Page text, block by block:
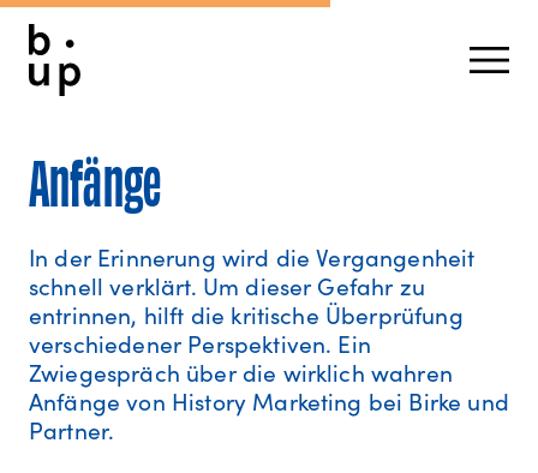
Anfänge
In der Erinnerung wird die Vergangenheit
schnell verklärt. Um dieser Gefahr zu
entrinnen, hilft die kritische Überprüfung
verschiedener Perspektiven. Ein
Zwiegespräch über die wirklich wahren
Anfänge von History Marketing bei Birke und
Partner.